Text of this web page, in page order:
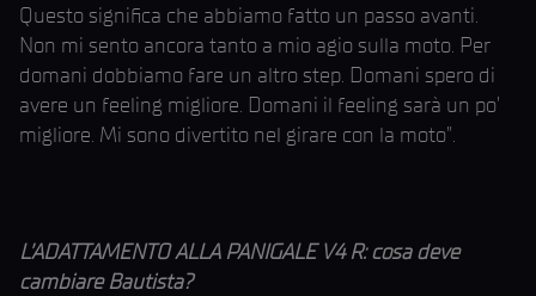
Questo significa che abbiamo fatto un passo avanti.
Non mi sento ancora tanto a mio agio sulla moto. Per
domani dobbiamo fare un altro step. Domani spero di
avere un feeling migliore. Domani il feeling sarà un po’
migliore. Mi sono divertito nel girare con la moto”.
L’ADATTAMENTO ALLA PANIGALE V4 R: cosa deve
cambiare Bautista?